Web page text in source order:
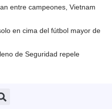
entre campeones, Vietnam
en cima del fútbol mayor de
de Seguridad repele